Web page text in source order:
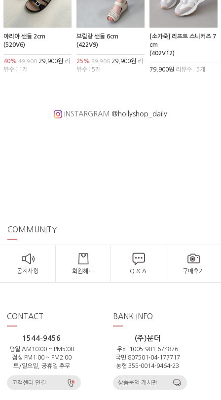
아리아 샌들 2cm
(520V6)
40% 49,900 29,900원 리
뷰수 : 1개
브릴랑 샌들 6cm
(422V9)
25% 39,90029,900원 리
뷰수 : 5개
[소가죽] 리프트 스니커즈 7
cm
(402V12)
79,900원 리뷰수 : 5개
INSTARGRAM @hollyshop_daily
COMMUNITY
공지사항 회원혜택 Q & A 구매후기
CONTACT
1544-9456
평일 AM10:00 ~ PM5:00
점심 PM1:00 ~ PM2:00
토/일요일, 공휴일 휴무
고객센터 연결
BANK INFO
(주)분더
우리 1005-901-674876
국민 807501-04-177717
농협 355-0014-9464-23
상품문의 게시판